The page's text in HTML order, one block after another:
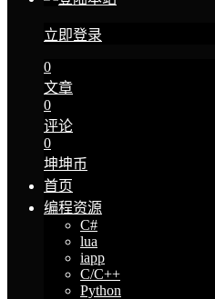
立即登录
0
文章
0
评论
0
坤坤币
首页
编程资源
C#
lua
iapp
C/C++
Python